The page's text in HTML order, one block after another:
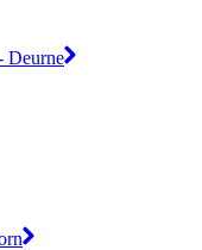
Deurne